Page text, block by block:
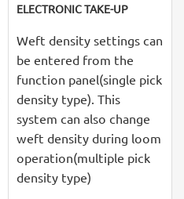
ELECTRONIC TAKE-UP
Weft density settings can
be entered from the
function panel(single pick
density type). This
system can also change
weft density during loom
operation(multiple pick
density type)